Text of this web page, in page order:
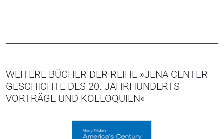
WEITERE BÜCHER DER REIHE »JENA CENTER
GESCHICHTE DES 20. JAHRHUNDERTS
VORTRÄGE UND KOLLOQUIEN«